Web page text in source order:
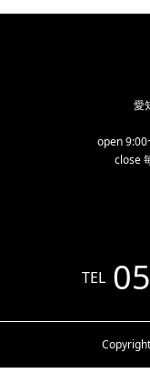
愛
open
close
TEL